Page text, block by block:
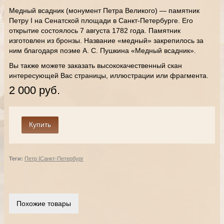
Медный всадник (монумент Петра Великого) — памятник
Петру I на Сенатской площади в Санкт-Петербурге. Его
открытие состоялось 7 августа 1782 года. Памятник
изготовлен из бронзы. Название «медный» закрепилось за
ним благодаря поэме А. С. Пушкина «Медный всадник».
Вы также можете заказать высококачественный скан
интересующей Вас страницы, иллюстрации или фрагмента.
2 000 руб.
Теги: Петр IСанкт-Петербург
Похожие товары